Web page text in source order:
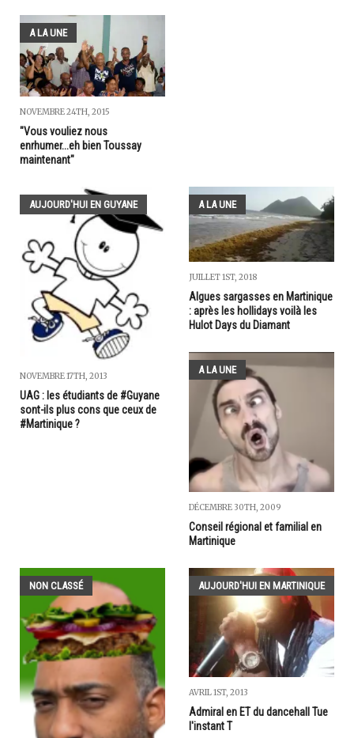
A LA UNE
NOVEMBRE 24TH, 2015
"Vous vouliez nous
enrhumer...eh bien Toussay
maintenant"
AUJOURD'HUI EN GUYANE
NOVEMBRE 17TH, 2013
UAG : les étudiants de #Guyane
sont-ils plus cons que ceux de
#Martinique ?
A LA UNE
JUILLET 1ST, 2018
Algues sargasses en Martinique
: après les hollidays voilà les
Hulot Days du Diamant
A LA UNE
DÉCEMBRE 30TH, 2009
Conseil régional et familial en
Martinique
NON CLASSÉ AUJOURD'HUI EN MARTINIQUE
AVRIL 1ST, 2013
Admiral en ET du dancehall Tue
l'instant T